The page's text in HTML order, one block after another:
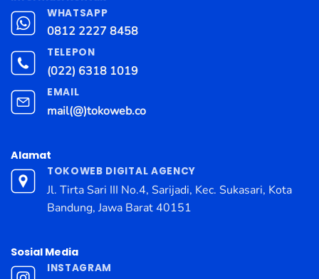
WHATSAPP
0812 2227 8458
TELEPON
(022) 6318 1019
EMAIL
mail(@)tokoweb.co
Alamat
TOKOWEB DIGITAL AGENCY
Jl. Tirta Sari III No.4, Sarijadi, Kec. Sukasari, Kota
Bandung, Jawa Barat 40151
Sosial Media
INSTAGRAM